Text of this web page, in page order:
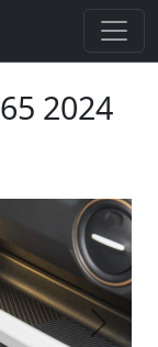
2024